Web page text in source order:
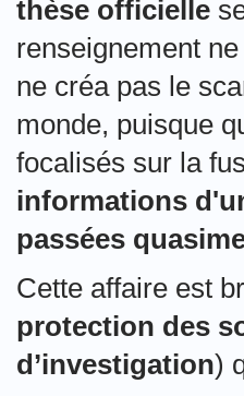
thèse officielle
renseignement
ne créa pas le
monde, puisque
focalisés sur la
informations
passées
Cette affaire est
protection des
d’investigation)